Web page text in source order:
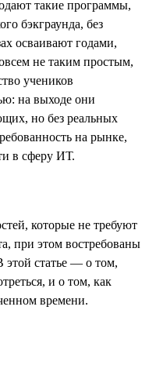
такие программы,
бэкграунда, без
осваивают годами,
не таким простым,
учеников
на выходе они
но без реальных
на рынке,
в сферу ИТ.
которые не требуют
при этом востребованы
этой статье — о том,
и о том, как
времени.